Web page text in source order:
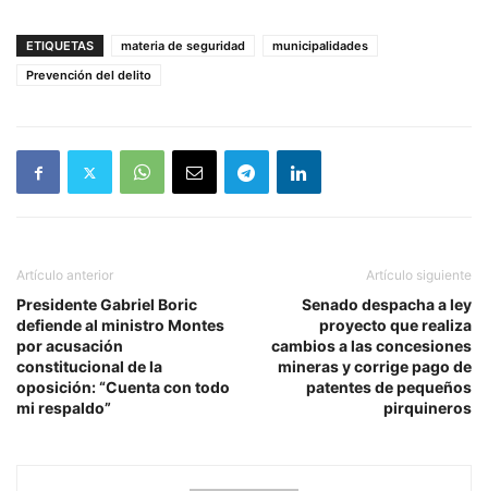
ETIQUETAS materia de seguridad
municipalidades
Prevención del delito
Artículo anterior
Presidente Gabriel Boric
defiende al ministro Montes
por acusación
constitucional de la
oposición: “Cuenta con todo
mi respaldo”
Artículo siguiente
Senado despacha a ley
proyecto que realiza
cambios a las concesiones
mineras y corrige pago de
patentes de pequeños
pirquineros